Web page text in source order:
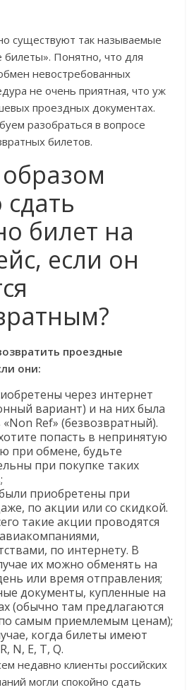
существуют так называемые
билеты». Понятно, что для
невостребованных
не очень приятная, что уж
проездных документах.
разобраться в вопросе
билетов.
билет на
если он
проездные
они:
через интернет
вариант) и на них была
Ref» (безвозвратный).
попасть в непринятую
при обмене, будьте
при покупке таких
приобретены при
по акции или со скидкой.
такие акции проводятся
по интернету. В
их можно обменять на
или время отправления;
документы, купленные на
(обычно там предлагаются
самым приемлемым ценам);
когда билеты имеют
N, E, T, Q.
недавно клиенты российских
могли спокойно сдать